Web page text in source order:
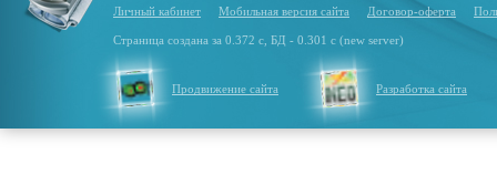
Личный кабинет Мобильная версия сайта Договор-оферта
Страница создана за 0.372 с, БД - 0.301 с (new server)
Продвижение сайта Разработка сайта